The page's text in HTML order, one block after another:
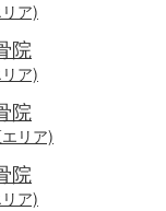
ア)
院
ア)
院
リア)
院
ア)